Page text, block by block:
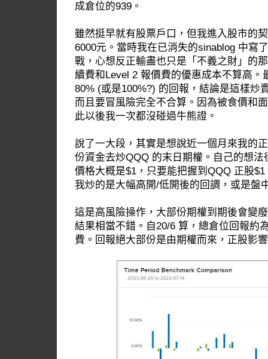
成倉位的939。
雖然挺早就有股票戶口，但我進入股市的
6000元。當時我在已消失的sinablog 中寫
戰，心想反正輸盡也只是「不義之財」的
續費和Level 2 報價費的優惠成本不算高。
80% (或是100%?) 的回報，結論是這樣炒
而且要冒風險完全不合算。因為被食價和
此以後我一次都沒碰過牛熊證。
說了一大段，其實是想說近一個月來我的
份資金去炒QQQ 的末日期權。自己的想
價格大概是$1，只要能把握到QQQ 正股
我炒的是大幅高開/低開後的回調，或是盤
這是高風險操作，大部份期權到期後會變
結果相當不錯。自20/6 算，總倉位回報約
費。回報絕大部份是由期權而來，正股影